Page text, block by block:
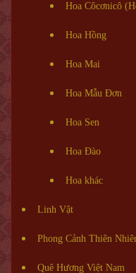
Hoa Côcơnicô
Hoa Hồng
Hoa Mai
Hoa Mẫu Đơn
Hoa Sen
Hoa Đào
Hoa khác
Linh Vật
Phong Cảnh Thiên
Quê Hương Việt Nam